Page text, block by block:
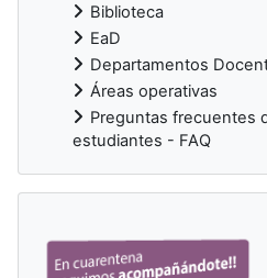
Biblioteca
EaD
Departamentos
Áreas operativas
Preguntas frecuentes
estudiantes - FAQ